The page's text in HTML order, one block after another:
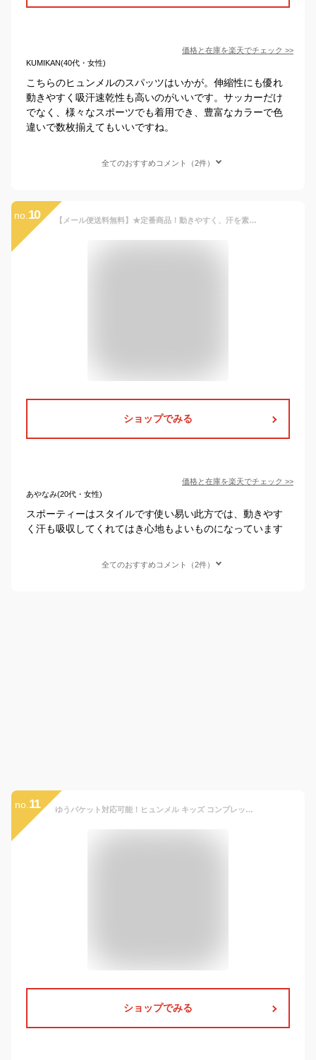
価格と在庫を楽天でチェック >>
KUMIKAN(40代・女性)
こちらのヒュンメルのスパッツはいかが。伸縮性にも優れ
動きやすく吸汗速乾性も高いのがいいです。サッカーだけ
でなく、様々なスポーツでも着用でき、豊富なカラーで色
違いで数枚揃えてもいいですね。
全てのおすすめコメント（2件）
no. 10 【メール便送料無料】★定番商品！動きやすく、汗を素早く吸収発散★【ヒュンメル hummel】【ウェア】 ジュニア用フィット インナーロングパンツ 子供 こども 小学生 サッカー フットサル トレーニング コンプレッション アンダーウェア タイツ スパッツ HJP6039LP [230916]
ショップでみる
価格と在庫を楽天でチェック >>
あやなみ(20代・女性)
スポーティーはスタイルです使い易い此方では、動きやす
く汗も吸収してくれてはき心地もよいものになっています
全てのおすすめコメント（2件）
no. 11 ゆうパケット対応可能！ヒュンメル キッズ コンプレッション ロングタイツ hummel JR. ロングフィットインナーパンツ ジュニア 子供 スパッツ アンダーウェア 吸汗速乾 スポーウェア トレーニング ウェア 部活 クラブ 2022春夏新作 得割20 HJP6039LP
ショップでみる